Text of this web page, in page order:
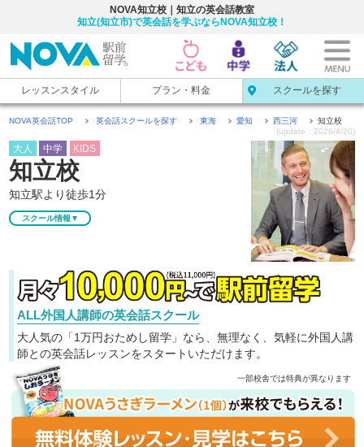
NOVA知立校｜知立の英会話教室
知立(知立市)で英会話を学ぶならNOVA知立校！
レッスンスタイル プラン・料金 スクールを探す
NOVA英会話TOP 英会話スクールを探す 東海 愛知 西三河
知立校
(update：2026/4/20)
知立校
知立駅より徒歩1分
大人 中学 KIDS
スクール情報▼
ALL外国人講師の英会話スクール
大人気の「1万円おためし留学」なら、無理なく、気軽に外国人講
師との英会話レッスンをスタートいただけます。
一部校舎では特典が異なります